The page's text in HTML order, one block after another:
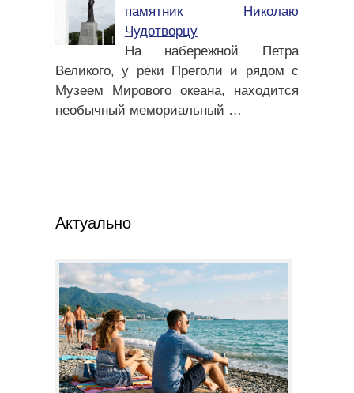
памятник Николаю
Чудотворцу
На набережной Петра
Великого, у реки Преголи и рядом с
Музеем Мирового океана, находится
необычный мемориальный …
Актуально